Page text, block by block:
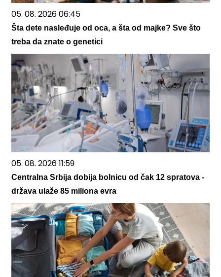
05. 08. 2026 06:45
Šta dete nasleđuje od oca, a šta od majke? Sve što
treba da znate o genetici
05. 08. 2026 11:59
Centralna Srbija dobija bolnicu od čak 12 spratova -
država ulaže 85 miliona evra